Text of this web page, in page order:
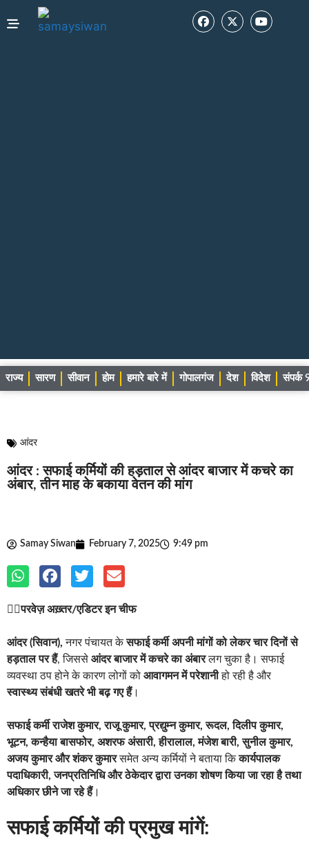
राज्य सारण सीवान होम हमारे बारे में गोपालगंज देश विदेश संपर्क
आंदर
आंदर : सफाई कर्मियों की हड़ताल से आंदर बाजार में कचरे का
अंबार, तीन माह के बकाया वेतन की मांग
Samay Siwan February 7, 2025 9:49 pm
✍🏽परवेज़ अख़्तर/एडिटर इन चीफ
आंदर (सिवान), नगर पंचायत केसफाई कर्मी अपनी मांगों को लेकर चार दिनों से
हड़ताल पर हैं, जिससे आंदर बाजार में कचरे का अंबारलग चुका है। सफाई
व्यवस्था ठप होने के कारण लोगों को आवागमन में परेशानीहो रही है और
स्वास्थ्य संबंधी खतरे भी बढ़ गए हैं।
सफाई कर्मी राजेश कुमार, राजू कुमार, प्रद्युम्न कुमार, रूदल, दिलीप कुमार,
भूटन, कन्हैया बासफोर, अशरफ अंसारी, हीरालाल, मंजेश बारी, सुनील कुमार,
अजय कुमार और शंकर कुमारसमेत अन्य कर्मियों ने बताया किकार्यपालक
पदाधिकारी, जनप्रतिनिधि और ठेकेदार द्वारा उनका शोषण किया जा रहा है तथा
अधिकार छीने जा रहे हैं।
सफाई कर्मियों की प्रमुख मांगें: